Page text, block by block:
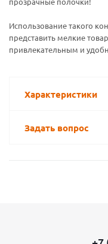
Использование такого
представить мелкие
привлекательным и
Характеристики
Задать вопрос